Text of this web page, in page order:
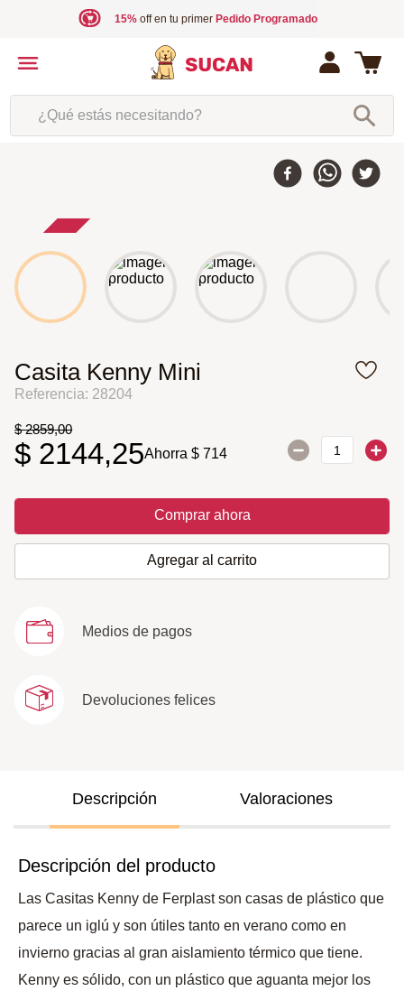
15%off en tu primer Pedido Programado
¿Qué estás necesitando?
-25 %
Casita Kenny Mini
Referencia: 28204
$ 2859,00
$ 2144,25Ahorra$ 714
Comprar ahora
Agregar al carrito
Medios de pagos
Devoluciones felices
Descripción Valoraciones
Descripción del producto
Las Casitas Kenny de Ferplast son casas de plástico que
parece un iglú y son útiles tanto en verano como en
invierno gracias al gran aislamiento térmico que tiene.
Kenny es sólido, con un plástico que aguanta mejor los